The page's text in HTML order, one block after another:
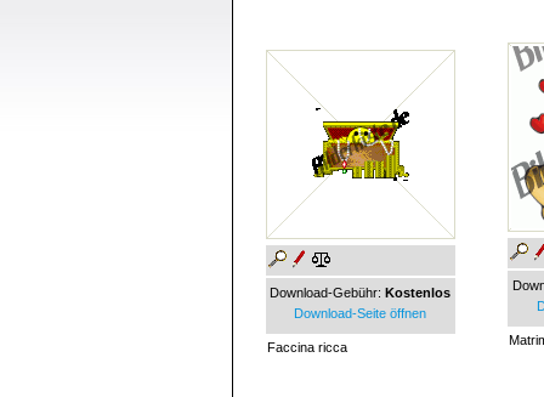
Download-Gebühr: Kostenlos
Download-Seite öffnen
Faccina ricca